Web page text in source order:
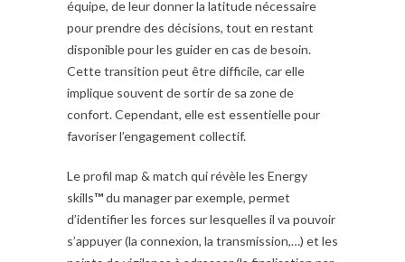
équipe, de leur donner la latitude nécessaire
pour prendre des décisions, tout en restant
disponible pour les guider en cas de besoin.
Cette transition peut être difficile, car elle
implique souvent de sortir de sa zone de
confort. Cependant, elle est essentielle pour
favoriser l’engagement collectif.
Le profil map & match qui révèle les Energy
skills™du manager par exemple, permet
d’identifier les forces sur lesquelles il va pouvoir
s’appuyer (la connexion, la transmission,…) et les